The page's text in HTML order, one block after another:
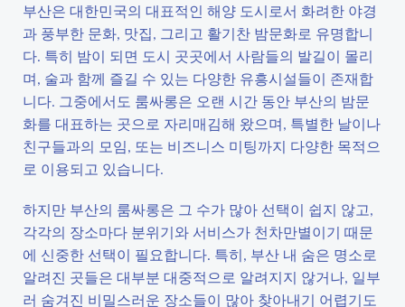
부산은 대한민국의 대표적인 해양 도시로서 화려한 야경
과 풍부한 문화, 맛집, 그리고 활기찬 밤문화로 유명합니
다. 특히 밤이 되면 도시 곳곳에서 사람들의 발길이 몰리
며, 술과 함께 즐길 수 있는 다양한 유흥시설들이 존재합
니다. 그중에서도 룸싸롱은 오랜 시간 동안 부산의 밤문
화를 대표하는 곳으로 자리매김해 왔으며, 특별한 날이나
친구들과의 모임, 또는 비즈니스 미팅까지 다양한 목적으
로 이용되고 있습니다.
하지만 부산의 룸싸롱은 그 수가 많아 선택이 쉽지 않고,
각각의 장소마다 분위기와 서비스가 천차만별이기 때문
에 신중한 선택이 필요합니다. 특히, 부산 내 숨은 명소로
알려진 곳들은 대부분 대중적으로 알려지지 않거나, 일부
러 숨겨진 비밀스러운 장소들이 많아 찾아내기 어렵기도